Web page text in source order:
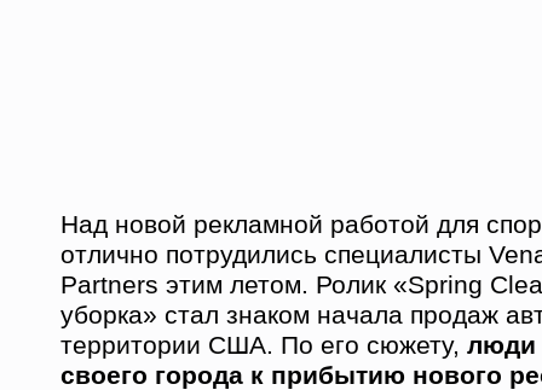
Над новой рекламной работой для
отлично потрудились специалисты
Partners этим летом. Ролик «Spring
уборка» стал знаком начала продаж
территории США. По его сюжету, люди
своего города к прибытию нового